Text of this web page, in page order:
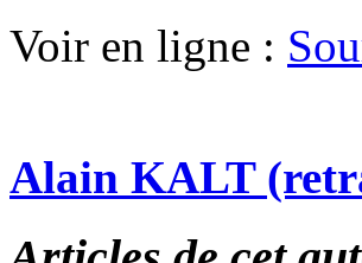
Voir en ligne :
Alain KALT